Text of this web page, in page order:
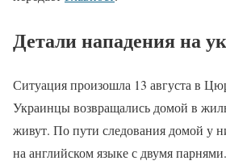
Детали нападения на
Ситуация произошла 13 августа в
Украинцы возвращались домой в
живут. По пути следования домой у
на английском языке с двумя